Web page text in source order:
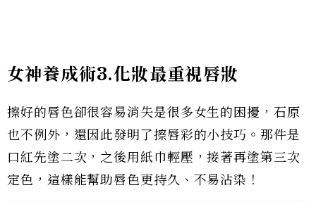
女神養成術3.化妝最重視唇妝
擦好的唇色卻很容易消失是很多女生的困擾，石原
也不例外，還因此發明了擦唇彩的小技巧。那件是
口紅先塗二次，之後用紙巾輕壓，接著再塗第三次
定色，這樣能幫助唇色更持久、不易沾染！